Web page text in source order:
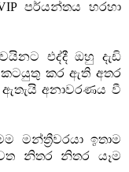
පර්යන්තය හරහා
එද්දී ඔහු දැඩි
කටයුතු කර ඇති අතර
අනාවරණය වී
මන්ත්‍රීවරයා ඉතාම
නිතර නිතර යෑම